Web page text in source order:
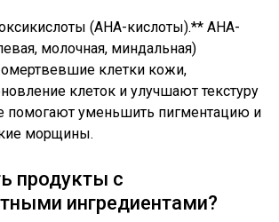
(AHA-кислоты).** AHA-
молочная, миндальная)
клетки кожи,
клеток и улучшают текстуру
помогают уменьшить пигментацию и
морщины.
продукты с
ингредиентами?